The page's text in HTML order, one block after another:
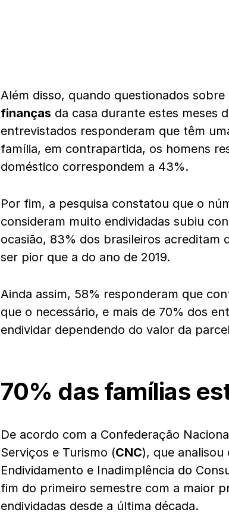
Além disso, quando questionados
finanças da casa durante estes meses
entrevistados responderam que têm
família, em contrapartida, os homens
doméstico correspondem a 43%.
Por fim, a pesquisa constatou que o
consideram muito endividadas subiu
ocasião, 83% dos brasileiros acreditam
ser pior que a do ano de 2019.
Ainda assim, 58% responderam que
que o necessário, e mais de 70% dos
endividar dependendo do valor da
70% das famílias
De acordo com a Confederação
Serviços e Turismo (CNC), que analisou
Endividamento e Inadimplência do
fim do primeiro semestre com a maior
endividadas desde a última década.